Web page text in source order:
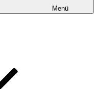
Menü